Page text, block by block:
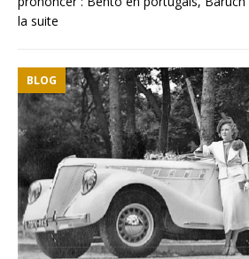
la suite
BLOG